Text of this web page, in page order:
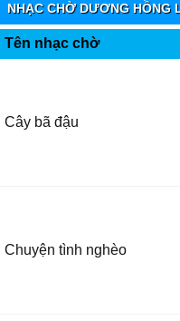
NHẠC CHỜ DƯƠNG HỒNG
Tên nhạc chờ
Cây bã đậu
Chuyện tình nghèo